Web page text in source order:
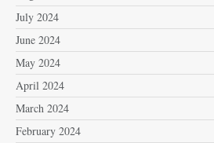
July 2024
June 2024
May 2024
April 2024
March 2024
February 2024